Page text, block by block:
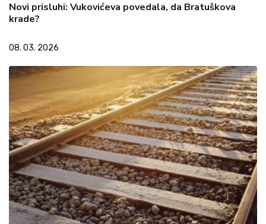
Novi prisluhi: Vukovićeva povedala, da Bratuškova
krade?
08. 03. 2026